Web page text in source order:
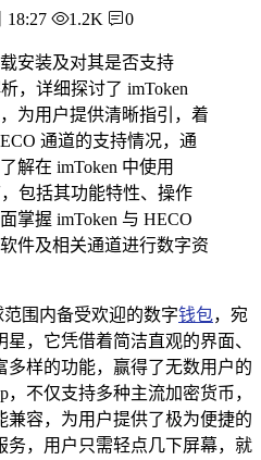
18:27 1.2K 0
安装及对其是否支持
，详细探讨了 imToken
为用户提供清晰指引，着
通道的支持情况，通
解在 imToken 中使用
包括其功能特性、操作
掌握 imToken 与 HECO
件及相关通道进行数字资
围内备受欢迎的数字钱包，宛
，它凭借着简洁直观的界面、
多样的功能，赢得了无数用户的
不仅支持多种主流加密货币，
容，为用户提供了极为便捷的
务，用户只需轻点几下屏幕，就